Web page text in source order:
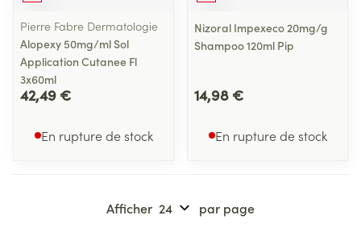
Pierre Fabre Dermatologie
Alopexy 50mg/ml Sol
Application Cutanee Fl
3x60ml
42,49 €
En rupture de stock
Nizoral Impexeco 20mg/g
Shampoo 120ml Pip
14,98 €
En rupture de stock
Afficher par page